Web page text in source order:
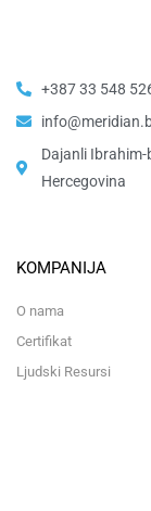
+387 33 548
Dajanli Ibrahim-
Hercegovina​
KOMPANIJA
O nama
Certifikat
Ljudski Resursi